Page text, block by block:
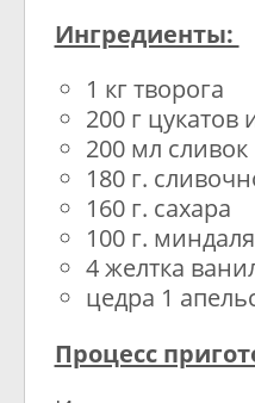
Ингредиенты:
1 кг творога
200 г цукатов
200 мл сливок
180 г.
160 г. сахара
100 г. миндаля
4 желтка
цедра 1
Процесс